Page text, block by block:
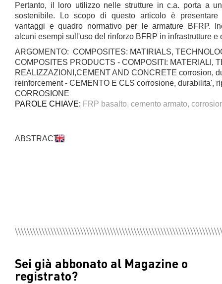
Pertanto, il loro utilizzo nelle strutture in c.a. porta a
sostenibile. Lo scopo di questo articolo è presentare
vantaggi e quadro normativo per le armature BFRP.
alcuni esempi sull'uso del rinforzo BFRP in infrastrutture e
ARGOMENTO: COMPOSITES: MATIRIALS,
COMPOSITES PRODUCTS - COMPOSITI: MATERIALI,
REALIZZAZIONI,CEMENT AND CONCRETE corrosion,
reinforcement - CEMENTO E CLS corrosione, durabilita',
CORROSIONE
PAROLE CHIAVE: FRP basalto, cemento armato,
ABSTRACT
Sei già abbonato al Magazine o
registrato?